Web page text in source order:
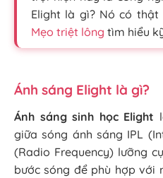
Elight là gì? Nó có thật
Mẹo triệt lông tìm hiểu
Ánh sáng Elight là gì?
Ánh sáng sinh học Elight
giữa sóng ánh sáng IPL
(Radio Frequency) lưỡng
bước sóng để phù hợp với